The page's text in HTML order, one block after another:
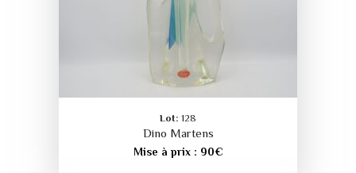
Lot: 128
Dino Martens
Mise à prix : 90€